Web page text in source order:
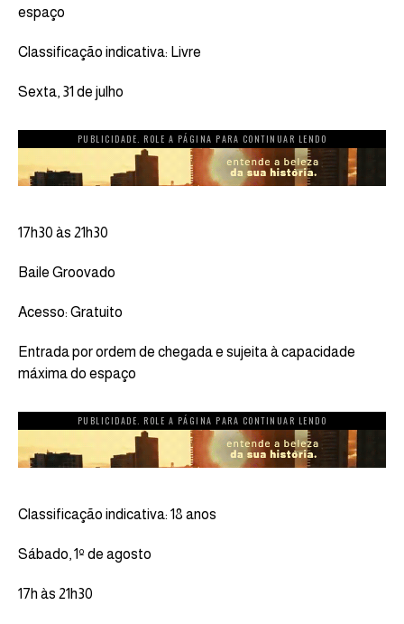
espaço
Classificação indicativa: Livre
Sexta, 31 de julho
PUBLICIDADE. ROLE A PÁGINA PARA CONTINUAR LENDO
17h30 às 21h30
Baile Groovado
Acesso: Gratuito
Entrada por ordem de chegada e sujeita à capacidade
máxima do espaço
PUBLICIDADE. ROLE A PÁGINA PARA CONTINUAR LENDO
Classificação indicativa: 18 anos
Sábado, 1º de agosto
17h às 21h30